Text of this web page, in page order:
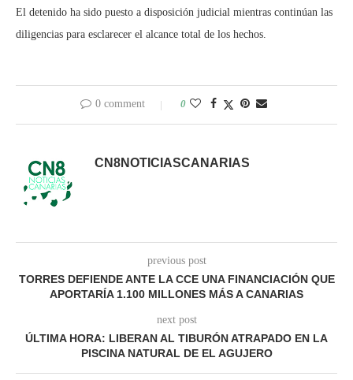
El detenido ha sido puesto a disposición judicial mientras continúan las
diligencias para esclarecer el alcance total de los hechos.
0 comment 0
CN8NOTICIASCANARIAS
previous post
TORRES DEFIENDE ANTE LA CCE UNA FINANCIACIÓN QUE
APORTARÍA 1.100 MILLONES MÁS A CANARIAS
next post
ÚLTIMA HORA: LIBERAN AL TIBURÓN ATRAPADO EN LA
PISCINA NATURAL DE EL AGUJERO